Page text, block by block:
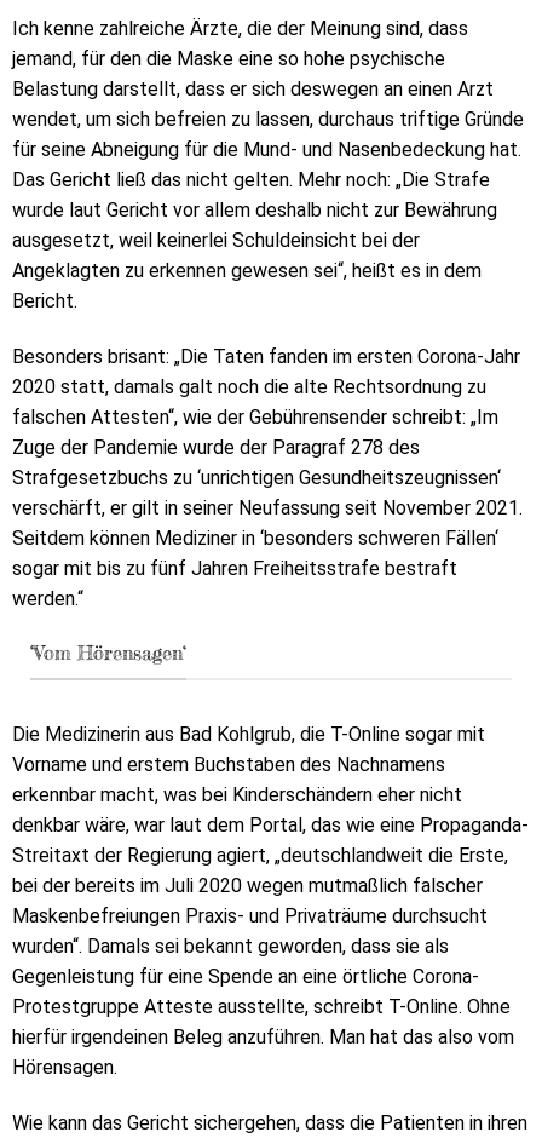
Ich kenne zahlreiche Ärzte, die der Meinung sind, dass
jemand, für den die Maske eine so hohe psychische
Belastung darstellt, dass er sich deswegen an einen Arzt
wendet, um sich befreien zu lassen, durchaus triftige Gründe
für seine Abneigung für die Mund- und Nasenbedeckung hat.
Das Gericht ließ das nicht gelten. Mehr noch: „Die Strafe
wurde laut Gericht vor allem deshalb nicht zur Bewährung
ausgesetzt, weil keinerlei Schuldeinsicht bei der
Angeklagten zu erkennen gewesen sei“, heißt es in dem
Bericht.
Besonders brisant: „Die Taten fanden im ersten Corona-Jahr
2020 statt, damals galt noch die alte Rechtsordnung zu
falschen Attesten“, wie der Gebührensender schreibt: „Im
Zuge der Pandemie wurde der Paragraf 278 des
Strafgesetzbuchs zu ‘unrichtigen Gesundheitszeugnissen‘
verschärft, er gilt in seiner Neufassung seit November 2021.
Seitdem können Mediziner in ‘besonders schweren Fällen‘
sogar mit bis zu fünf Jahren Freiheitsstrafe bestraft
werden.“
‘Vom Hörensagen‘
Die Medizinerin aus Bad Kohlgrub, die T-Online sogar mit
Vorname und erstem Buchstaben des Nachnamens
erkennbar macht, was bei Kinderschändern eher nicht
denkbar wäre, war laut dem Portal, das wie eine Propaganda-
Streitaxt der Regierung agiert, „deutschlandweit die Erste,
bei der bereits im Juli 2020 wegen mutmaßlich falscher
Maskenbefreiungen Praxis- und Privaträume durchsucht
wurden“. Damals sei bekannt geworden, dass sie als
Gegenleistung für eine Spende an eine örtliche Corona-
Protestgruppe Atteste ausstellte, schreibt T-Online. Ohne
hierfür irgendeinen Beleg anzuführen. Man hat das also vom
Hörensagen.
Wie kann das Gericht sichergehen, dass die Patienten in ihren